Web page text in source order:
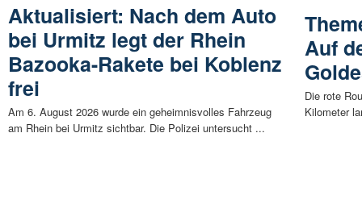
Aktualisiert: Nach dem Auto
bei Urmitz legt der Rhein
Bazooka-Rakete bei Koblenz
frei
Am 6. August 2026 wurde ein geheimnisvolles Fahrzeug
am Rhein bei Urmitz sichtbar. Die Polizei untersucht ...
Auf
Die rote
Kilometer